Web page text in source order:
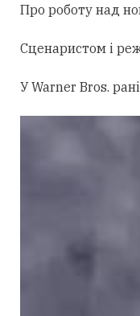
Про роботу над
Сценаристом і
У Warner Bros.